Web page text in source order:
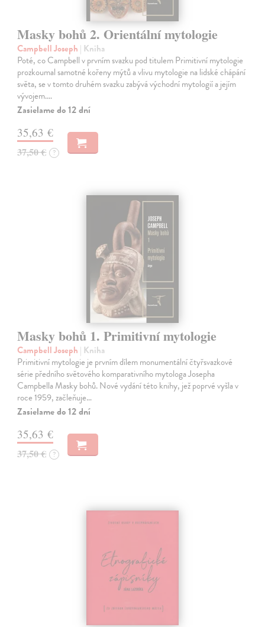
Masky bohů 2. Orientální mytologie
Campbell Joseph | Kniha
Poté, co Campbell v prvním svazku pod titulem Primitivní mytologie
prozkoumal samotné kořeny mýtů a vlivu mytologie na lidské chápání
světa, se v tomto druhém svazku zabývá východní mytologií a jejím
vývojem.…
Zasielame do 12 dní
35,63 €
37,50 € ?
Masky bohů 1. Primitivní mytologie
Campbell Joseph | Kniha
Primitivní mytologie je prvním dílem monumentální čtyřsvazkové
série předního světového komparativního mytologa Josepha
Campbella Masky bohů. Nové vydání této knihy, jež poprvé vyšla v
roce 1959, začleňuje…
Zasielame do 12 dní
35,63 €
37,50 € ?